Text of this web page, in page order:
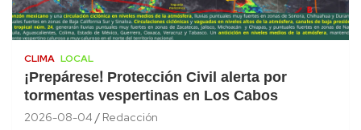
CLIMA LOCAL
¡Prepárese! Protección Civil alerta por
tormentas vespertinas en Los Cabos
2026-08-04 Redacción